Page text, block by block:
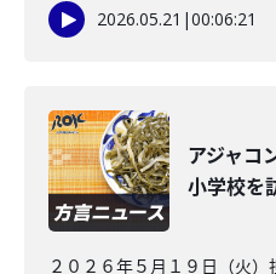
2026.05.21 |00:06:21
アジャコ
小学校を
２０２６年５月１９日（火